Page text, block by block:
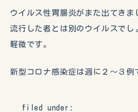
ウイルス性胃腸炎がまた出てきま
流行した者とは別のウイルスでし
軽微です。
新型コロナ感染症は週に２〜３例
filed under: